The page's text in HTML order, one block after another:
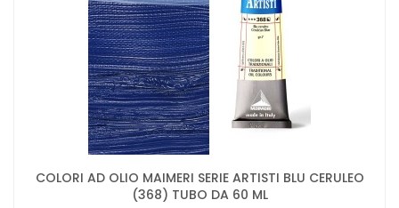
COLORI AD OLIO MAIMERI SERIE ARTISTI BLU CERULEO
(368) TUBO DA 60 ML